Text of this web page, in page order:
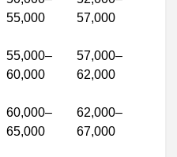
55,000
57,000
55,000–
60,000
57,000–
62,000
60,000–
65,000
62,000–
67,000